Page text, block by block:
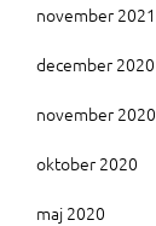
november 2021
december 2020
november 2020
oktober 2020
maj 2020